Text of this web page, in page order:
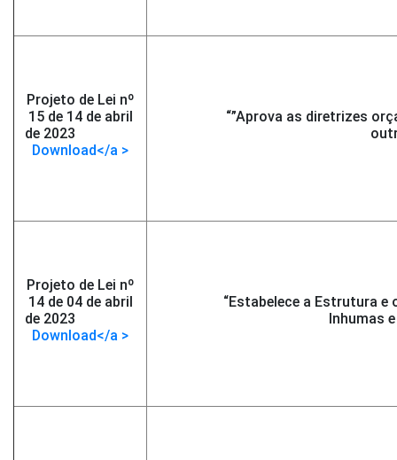
Projeto de Lei nº
15 de 14 de abril
de 2023
Download</a >
“”Aprova as diretrizes
Projeto de Lei nº
14 de 04 de abril
de 2023
Download</a >
“Estabelece a Estrutura
Inhumas